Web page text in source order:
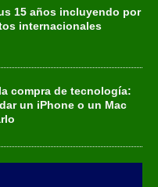
15 años incluyendo por
internacionales
compra de tecnología:
un iPhone o un Mac